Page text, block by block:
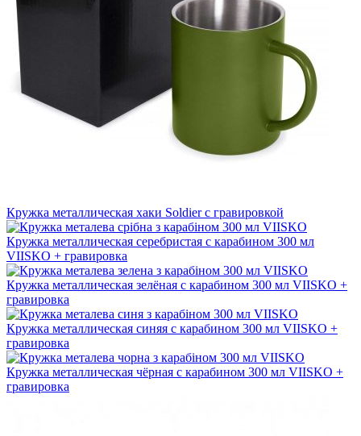
Кружка металлическая хаки Soldier с гравировкой
Кружка металлическая серебристая с карабином 300 мл
VIISKO + гравировка
Кружка металлическая зелёная с карабином 300 мл VIISKO +
гравировка
Кружка металлическая синяя с карабином 300 мл VIISKO +
гравировка
Кружка металлическая чёрная с карабином 300 мл VIISKO +
гравировка